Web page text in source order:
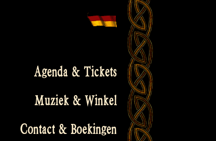
Agenda & Tickets
Muziek & Winkel
Contact & Boekingen